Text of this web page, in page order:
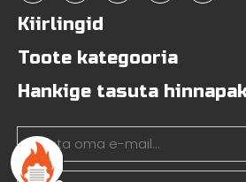
Kiirlingid
Toote kategooria
Hankige tasuta